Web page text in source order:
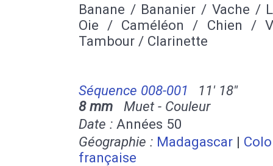
Banane / Bananier / Vache /
Oie / Caméléon / Chien /
Tambour / Clarinette
Séquence 008-001
11' 18''
8 mm Muet - Couleur
Date : Années 50
Géographie : Madagascar |
française